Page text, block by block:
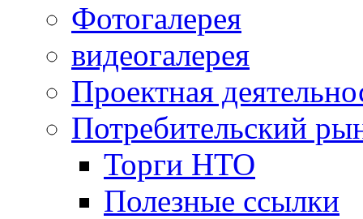
Фотогалерея
видеогалерея
Проектная
Потребительский
Торги НТО
Полезные ссылки